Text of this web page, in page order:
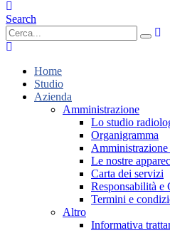
Search
Home
Studio
Azienda
Amministrazione
Lo studio
Organigramma
Amministrazione
Le nostre
Carta dei servizi
Responsabilità e
Termini e
Altro
Informativa